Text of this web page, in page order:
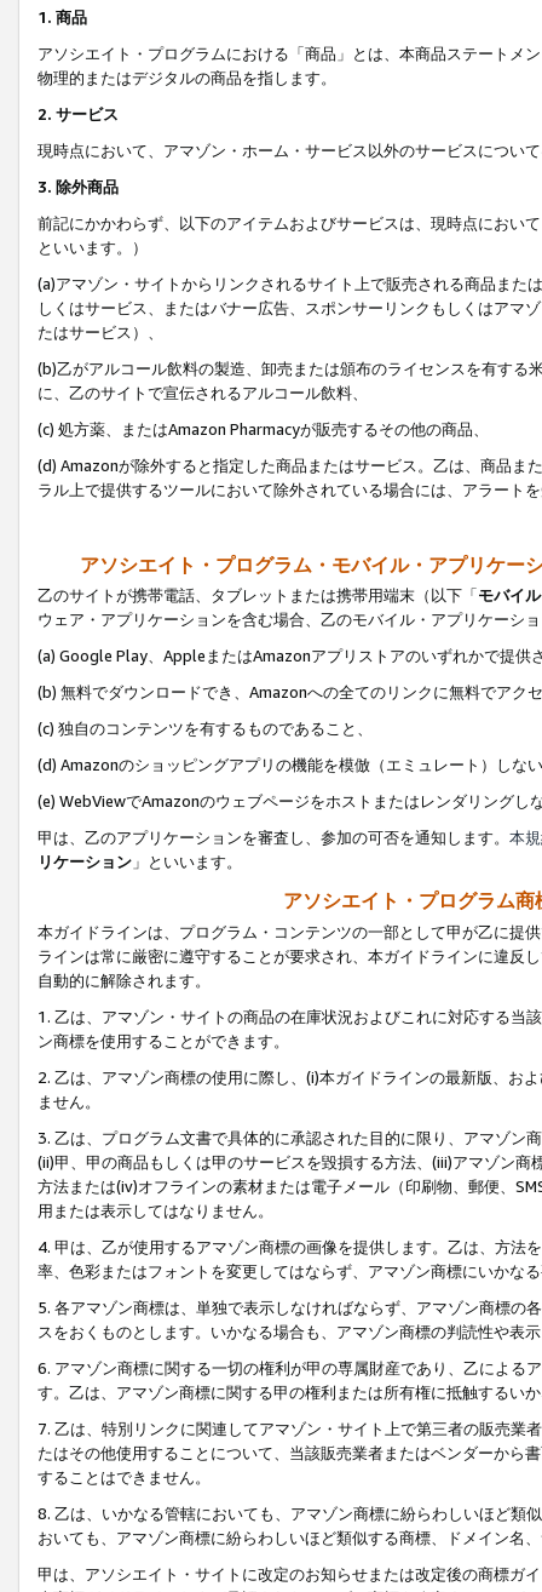
1. 商品
アソシエイト・プログラムにおける「商品」とは、本商品ステートメ
物理的またはデジタルの商品を指します。
2. サービス
現時点において、アマゾン・ホーム・サービス以外のサービスについ
3. 除外商品
前記にかかわらず、以下のアイテムおよびサービスは、現時点におい
といいます。）
(a)アマゾン・サイトからリンクされるサイト上で販売される商品ま
しくはサービス、またはバナー広告、スポンサーリンクもしくはアマ
たはサービス）、
(b)乙がアルコール飲料の製造、卸売または頒布のライセンスを有す
に、乙のサイトで宣伝されるアルコール飲料、
(c) 処方薬、またはAmazon Pharmacyが販売するその他の商品、
(d) Amazonが除外すると指定した商品またはサービス。乙は、商品ま
ラル上で提供するツールにおいて除外されている場合には、アラート
アソシエイト・プログラム・モバイル・アプリケー
乙のサイトが携帯電話、タブレットまたは携帯用端末（以下「モバイ
ウェア・アプリケーションを含む場合、乙のモバイル・アプリケーシ
(a) Google Play、AppleまたはAmazonアプリストアのいずれかで提供
(b) 無料でダウンロードでき、Amazonへの全てのリンクに無料でアク
(c) 独自のコンテンツを有するものであること、
(d) Amazonのショッピングアプリの機能を模倣（エミュレート）しな
(e) WebViewでAmazonのウェブページをホストまたはレンダリングし
甲は、乙のアプリケーションを審査し、参加の可否を通知します。 本
リケーション 」といいます。
アソシエイト・プログラム
本ガイドラインは、プログラム・コンテンツの一部として甲が乙に提
ラインは常に厳密に遵守することが要求され、本ガイドラインに違反
自動的に解除されます。
1. 乙は、アマゾン・サイトの商品の在庫状況およびこれに対応する
ン商標を使用することができます。
2. 乙は、アマゾン商標の使用に際し、(i)本ガイドラインの最新版、お
ません。
3. 乙は、プログラム文書で具体的に承認された目的に限り、アマゾン
(ii)甲、甲の商品もしくは甲のサービスを毀損する方法、(iii)アマゾン
方法または(iv)オフラインの素材または電子メール（印刷物、郵便、
用または表示してはなりません。
4. 甲は、乙が使用するアマゾン商標の画像を提供します。乙は、方
率、色彩またはフォントを変更してはならず、アマゾン商標にいかな
5. 各アマゾン商標は、単独で表示しなければならず、アマゾン商標
スをおくものとします。いかなる場合も、アマゾン商標の判読性や表
6. アマゾン商標に関する一切の権利が甲の専属財産であり、乙による
す。乙は、アマゾン商標に関する甲の権利または所有権に抵触するい
7. 乙は、特別リンクに関連してアマゾン・サイト上で第三者の販売
たはその他使用することについて、当該販売業者またはベンダーから
することはできません。
8. 乙は、いかなる管轄においても、アマゾン商標に紛らわしいほど類
おいても、アマゾン商標に紛らわしいほど類似する商標、ドメイン名
甲は、アソシエイト・サイトに改定のお知らせまたは改定後の商標ガ